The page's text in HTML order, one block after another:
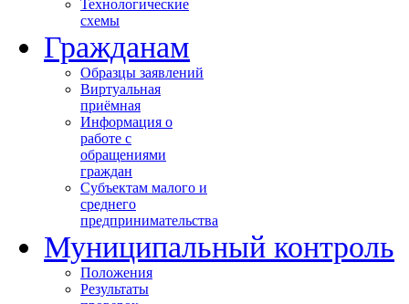
Технологические
схемы
Гражданам
Образцы заявлений
Виртуальная
приёмная
Информация о
работе с
обращениями
граждан
Субъектам малого и
среднего
предпринимательства
Муниципальный контроль
Положения
Результаты